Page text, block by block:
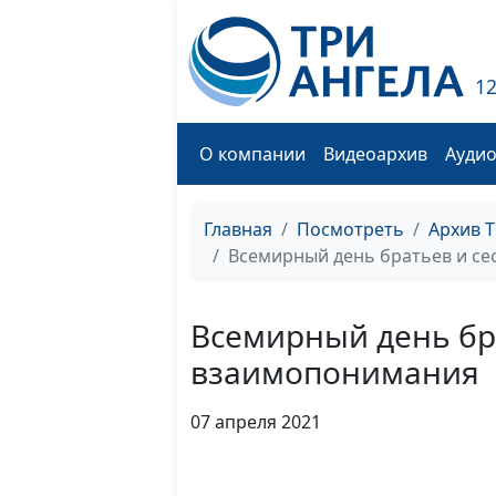
О компании Видеоархив
Главная Посмотреть Архив
Всемирный день братьев и
Всемирный день
взаимопонимания
07 апреля 2021